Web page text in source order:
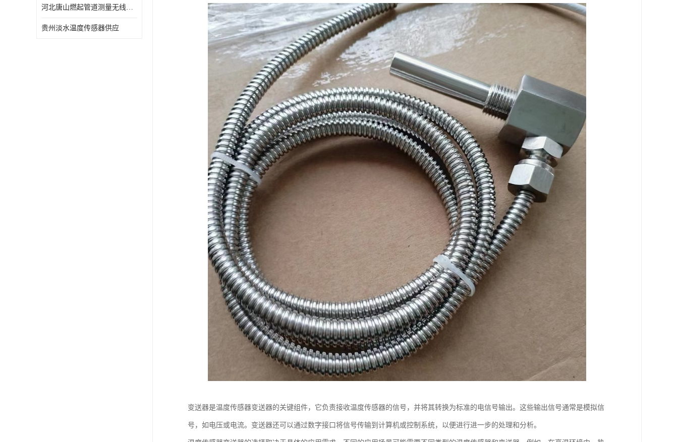
河北唐山燃起管道测量无线压力变送器型号 性能稳定
贵州淡水温度传感器供应
变送器是温度传感器变送器的关键组件，它负责接收温度传感器的信号，并将其转换为标准的电信号输出。这些输出信号通常是模拟信
号，如电压或电流。变送器还可以通过数字接口将信号传输到计算机或控制系统，以便进行进一步的处理和分析。